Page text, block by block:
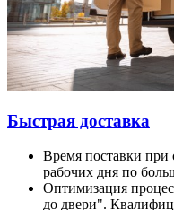
Быстрая доставка
Время поставки при
рабочих дня по
Оптимизация
до двери".